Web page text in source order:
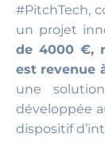
#PitchTech,
un projet
de 4000 €,
est revenue
une
développée
dispositif